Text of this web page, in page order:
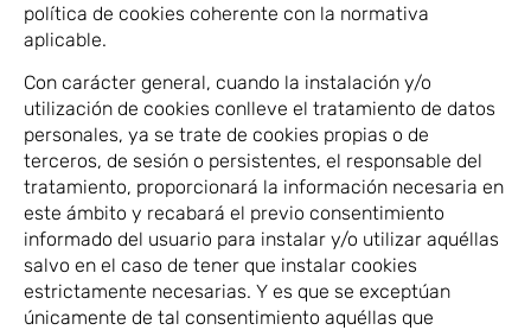
política de cookies coherente con la normativa
aplicable.
Con carácter general, cuando la instalación y/o
utilización de cookies conlleve el tratamiento de datos
personales, ya se trate de cookies propias o de
terceros, de sesión o persistentes, el responsable del
tratamiento, proporcionará la información necesaria en
este ámbito y recabará el previo consentimiento
informado del usuario para instalar y/o utilizar aquéllas
salvo en el caso de tener que instalar cookies
estrictamente necesarias. Y es que se exceptúan
únicamente de tal consentimiento aquéllas que